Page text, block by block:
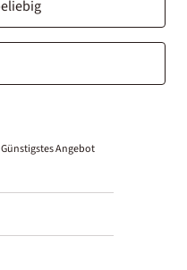
Günstigstes Angebot